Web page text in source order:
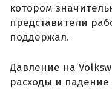
котором
представители
поддержал.
Давление на
расходы и